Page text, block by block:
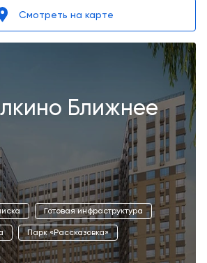
Смотреть на карте
Ближнее
Готовая инфраструктура
Парк «Рассказовка»